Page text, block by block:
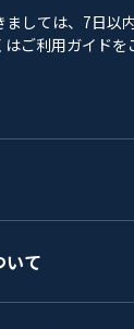
しては、7日以
ご利用ガイドを
いて